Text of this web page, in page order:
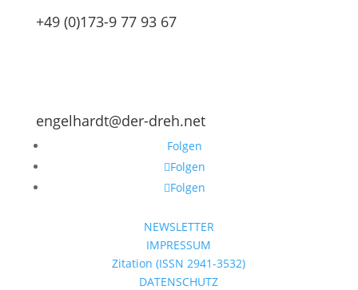
+49 (0)173-9 77 93 67
engelhardt@der-dreh.net
Folgen
Folgen
Folgen
NEWSLETTER
IMPRESSUM
Zitation (ISSN 2941-3532)
DATENSCHUTZ